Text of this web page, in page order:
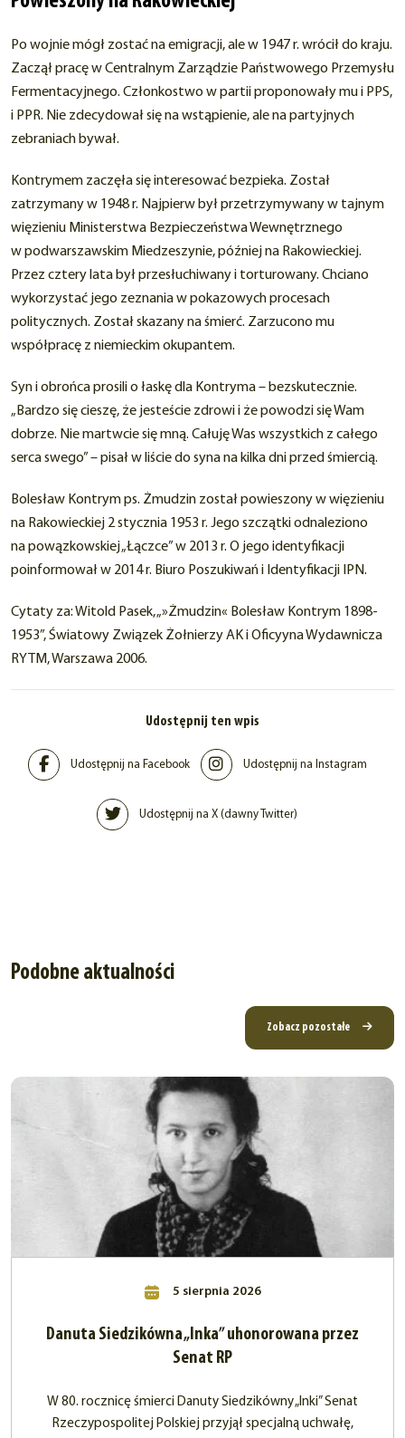
Po wojnie mógł zostać na emigracji, ale w 1947 r. wrócił do kraju.
Zaczął pracę w Centralnym Zarządzie Państwowego Przemysłu
Fermentacyjnego. Członkostwo w partii proponowały mu i PPS,
i PPR. Nie zdecydował się na wstąpienie, ale na partyjnych
zebraniach bywał.
Kontrymem zaczęła się interesować bezpieka. Został
zatrzymany w 1948 r. Najpierw był przetrzymywany w tajnym
więzieniu Ministerstwa Bezpieczeństwa Wewnętrznego
w podwarszawskim Miedzeszynie, później na Rakowieckiej.
Przez cztery lata był przesłuchiwany i torturowany. Chciano
wykorzystać jego zeznania w pokazowych procesach
politycznych. Został skazany na śmierć. Zarzucono mu
współpracę z niemieckim okupantem.
Syn i obrońca prosili o łaskę dla Kontryma – bezskutecznie.
„Bardzo się cieszę, że jesteście zdrowi i że powodzi się Wam
dobrze. Nie martwcie się mną. Całuję Was wszystkich z całego
serca swego” – pisał w liście do syna na kilka dni przed śmiercią.
Bolesław Kontrym ps. Żmudzin został powieszony w więzieniu
na Rakowieckiej 2 stycznia 1953 r. Jego szczątki odnaleziono
na powązkowskiej „Łączce” w 2013 r. O jego identyfikacji
poinformował w 2014 r. Biuro Poszukiwań i Identyfikacji IPN.
Cytaty za: Witold Pasek, „»Żmudzin« Bolesław Kontrym 1898-
1953”, Światowy Związek Żołnierzy AK i Oficyyna Wydawnicza
RYTM, Warszawa 2006.
Udostępnij ten wpis
Udostępnij na Facebook Udostępnij na Instagram
Udostępnij na X (dawny Twitter)
Podobne aktualności
Zobacz pozostałe
5 sierpnia 2026
Danuta Siedzikówna „Inka” uhonorowana przez
Senat RP
W 80. rocznicę śmierci Danuty Siedzikówny „Inki” Senat
Rzeczypospolitej Polskiej przyjął specjalną uchwałę,